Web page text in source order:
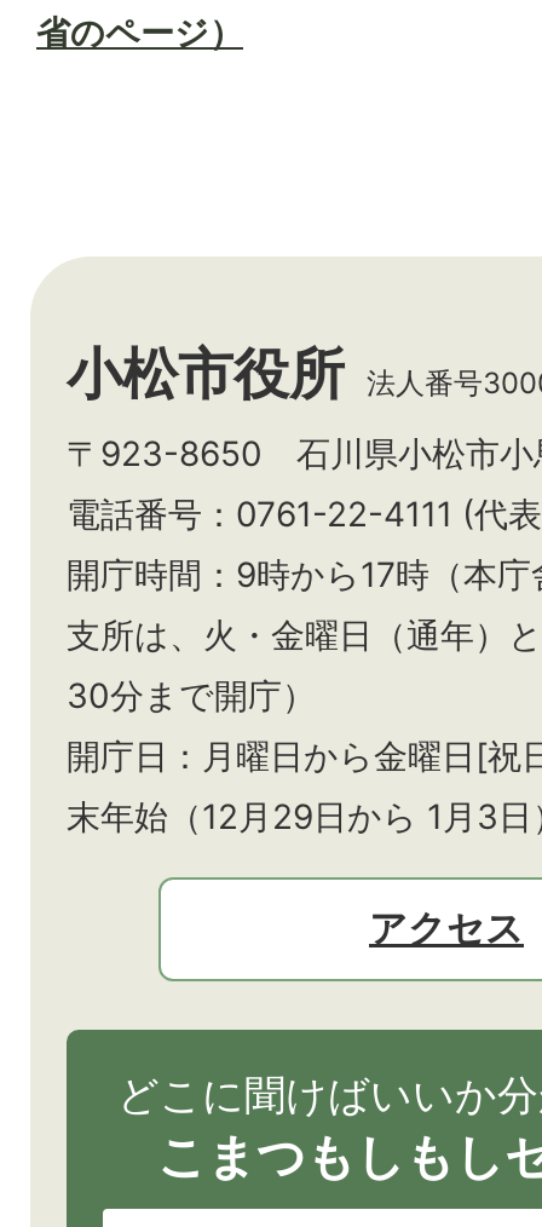
省のページ）
小松市役所 法人番号
〒923-8650 石川県小松市小
電話番号：0761-22-4111 (代
開庁時間：9時から17時（本
支所は、火・金曜日（通年）と
30分まで開庁）
開庁日：月曜日から金曜日[祝
末年始（12月29日から 1月3
アクセス
どこに聞けばいいか
こまつもしもし